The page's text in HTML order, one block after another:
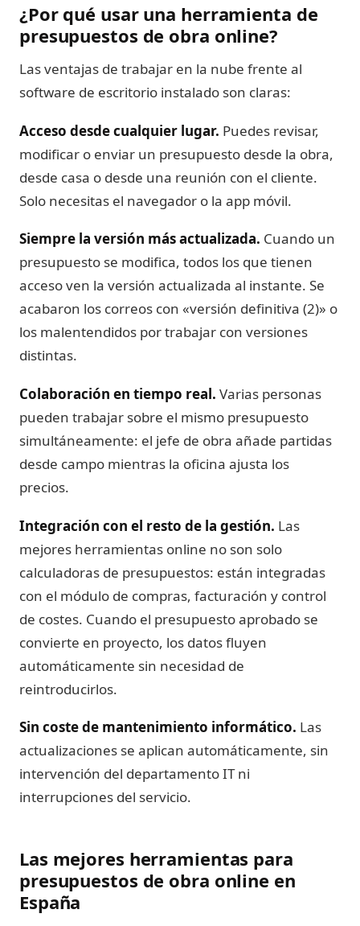
¿Por qué usar una herramienta de
presupuestos de obra online?
Las ventajas de trabajar en la nube frente al
software de escritorio instalado son claras:
Acceso desde cualquier lugar. Puedes revisar,
modificar o enviar un presupuesto desde la obra,
desde casa o desde una reunión con el cliente.
Solo necesitas el navegador o la app móvil.
Siempre la versión más actualizada. Cuando un
presupuesto se modifica, todos los que tienen
acceso ven la versión actualizada al instante. Se
acabaron los correos con «versión definitiva (2)» o
los malentendidos por trabajar con versiones
distintas.
Colaboración en tiempo real. Varias personas
pueden trabajar sobre el mismo presupuesto
simultáneamente: el jefe de obra añade partidas
desde campo mientras la oficina ajusta los
precios.
Integración con el resto de la gestión. Las
mejores herramientas online no son solo
calculadoras de presupuestos: están integradas
con el módulo de compras, facturación y control
de costes. Cuando el presupuesto aprobado se
convierte en proyecto, los datos fluyen
automáticamente sin necesidad de
reintroducirlos.
Sin coste de mantenimiento informático. Las
actualizaciones se aplican automáticamente, sin
intervención del departamento IT ni
interrupciones del servicio.
Las mejores herramientas para
presupuestos de obra online en
España